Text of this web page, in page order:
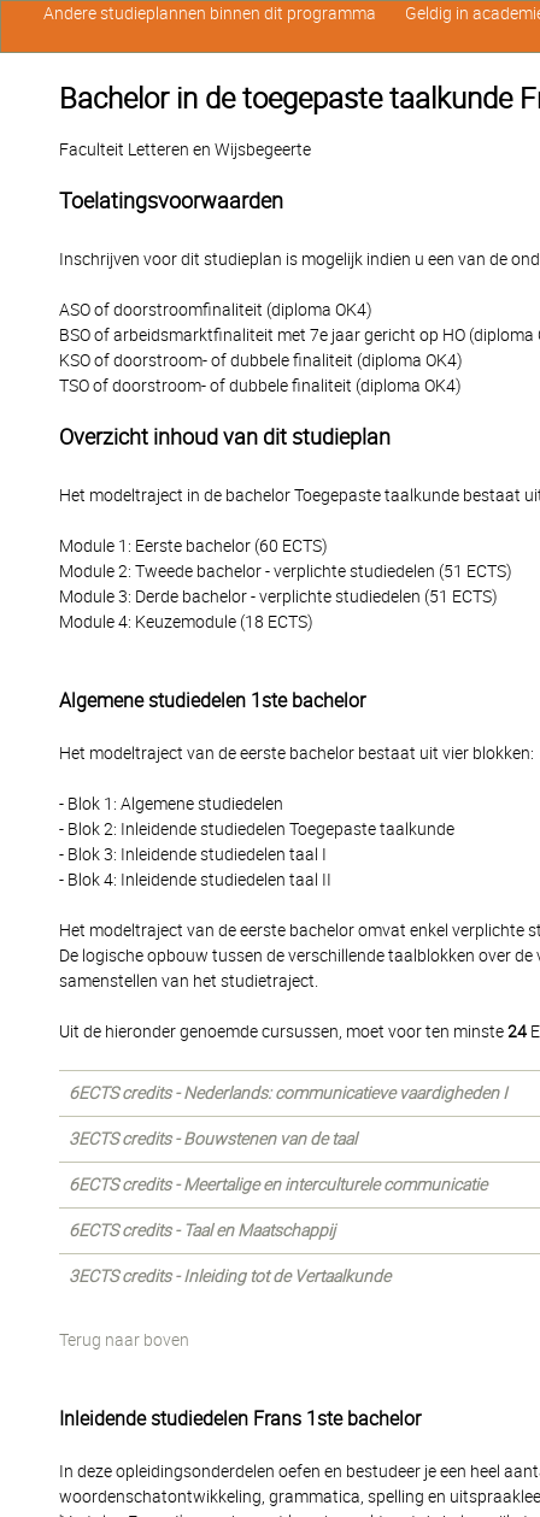
Bachelor in de toegepaste taalkunde
Faculteit Letteren en Wijsbegeerte
Toelatingsvoorwaarden
Inschrijven voor dit studieplan is mogelijk indien u een van de
ASO of doorstroomfinaliteit (diploma OK4)
BSO of arbeidsmarktfinaliteit met 7e jaar gericht op HO (diploma
KSO of doorstroom- of dubbele finaliteit (diploma OK4)
TSO of doorstroom- of dubbele finaliteit (diploma OK4)
Overzicht inhoud van dit studieplan
Het modeltraject in de bachelor Toegepaste taalkunde bestaat
Module 1: Eerste bachelor (60 ECTS)
Module 2: Tweede bachelor - verplichte studiedelen (51 ECTS)
Module 3: Derde bachelor - verplichte studiedelen (51 ECTS)
Module 4: Keuzemodule (18 ECTS)
Algemene studiedelen 1ste bachelor
Het modeltraject van de eerste bachelor bestaat uit vier blokken:
- Blok 1: Algemene studiedelen
- Blok 2: Inleidende studiedelen Toegepaste taalkunde
- Blok 3: Inleidende studiedelen taal I
- Blok 4: Inleidende studiedelen taal II
Het modeltraject van de eerste bachelor omvat enkel verplichte
De logische opbouw tussen de verschillende taalblokken over
samenstellen van het studietraject.
Uit de hieronder genoemde cursussen, moet voor ten minste24
6ECTS credits - Nederlands: communicatieve vaardigheden I
3ECTS credits - Bouwstenen van de taal
6ECTS credits - Meertalige en interculturele communicatie
6ECTS credits - Taal en Maatschappij
3ECTS credits - Inleiding tot de Vertaalkunde
Terug naar boven
Inleidende studiedelen Frans 1ste bachelor
In deze opleidingsonderdelen oefen en bestudeer je een heel
woordenschatontwikkeling, grammatica, spelling en
Andere studieplannen binnen dit programma Geldig in